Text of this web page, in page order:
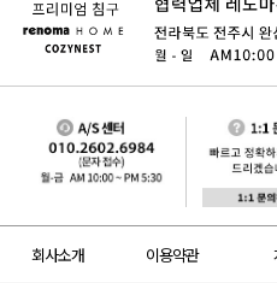
회사소개 이용약관